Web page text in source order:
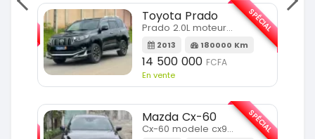
SPÉCIAL Toyota Prado
Prado 2.0L moteur d4d
2013 180000 Km
14 500 000 FCFA
En vente
SPÉCIAL
Mazda Cx-60
Cx-60 modele cx9 full option SPÉCIAL